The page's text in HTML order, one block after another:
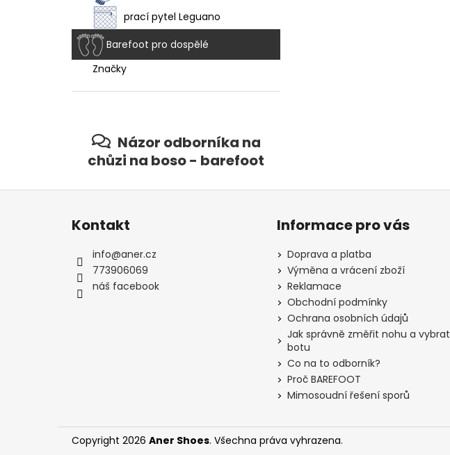
prací pytel Leguano
Barefoot pro dospělé
Značky
Názor odborníka na
chůzi na boso - barefoot
Z
Kontakt
info@aner.cz
773906069
náš facebook
Informace pro vás
Doprava a platba
Výměna a vrácení zboží
Reklamace
Obchodní podmínky
Ochrana osobních údajů
Jak správně změřit nohu a vybrat
botu
Co na to odborník?
Proč BAREFOOT
Mimosoudní řešení sporů
Copyright 2026 Aner Shoes. Všechna práva vyhrazena.